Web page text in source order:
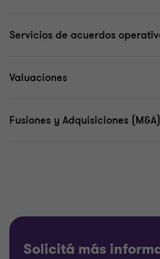
Servicios de acuerdos
Valuaciones
Fusiones y Adquisiciones (M&A)
Solicitá más